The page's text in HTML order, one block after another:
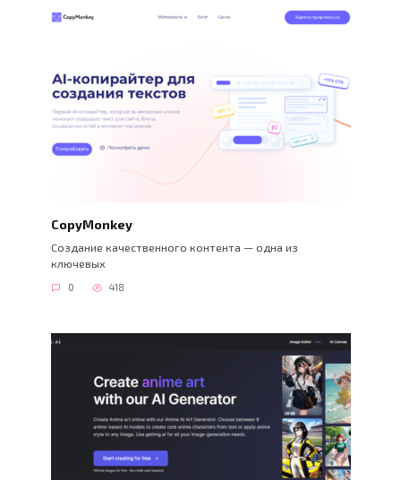
CopyMonkey
Создание качественного контента — одна из
ключевых
0 418